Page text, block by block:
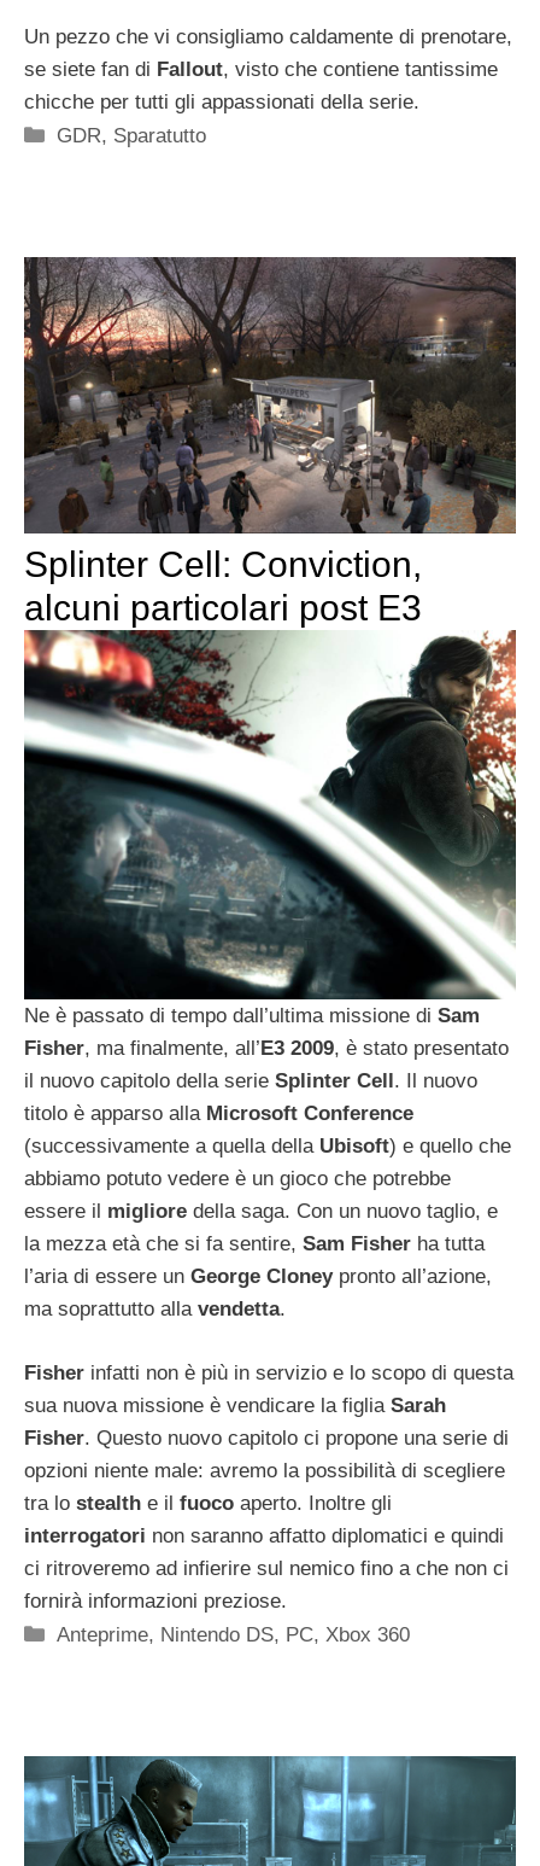
Un pezzo che vi consigliamo caldamente di prenotare,
se siete fan di Fallout, visto che contiene tantissime
chicche per tutti gli appassionati della serie.
Categorie
GDR, Sparatutto
Splinter Cell: Conviction,
alcuni particolari post E3
Ne è passato di tempo dall’ultima missione di Sam
Fisher, ma finalmente, all’ E3 2009, è stato presentato
il nuovo capitolo della serie Splinter Cell . Il nuovo
titolo è apparso alla Microsoft Conference
(successivamente a quella della Ubisoft) e quello che
abbiamo potuto vedere è un gioco che potrebbe
essere il migliore della saga. Con un nuovo taglio, e
la mezza età che si fa sentire, Sam Fisher ha tutta
l’aria di essere un George Cloney pronto all’azione,
ma soprattutto alla vendetta.
Fisher infatti non è più in servizio e lo scopo di questa
sua nuova missione è vendicare la figlia Sarah
Fisher. Questo nuovo capitolo ci propone una serie di
opzioni niente male: avremo la possibilità di scegliere
tra lo stealth e il fuoco aperto. Inoltre gli
interrogatori non saranno affatto diplomatici e quindi
ci ritroveremo ad infierire sul nemico fino a che non ci
fornirà informazioni preziose.
Categorie
Anteprime, Nintendo DS, PC,Xbox 360